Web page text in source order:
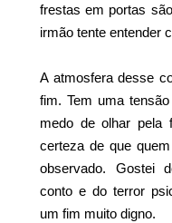
frestas em portas
irmão tente entender
A atmosfera desse
fim. Tem uma
medo de olhar pela
certeza de que
observado. Gostei
conto e do terror
um fim muito digno.